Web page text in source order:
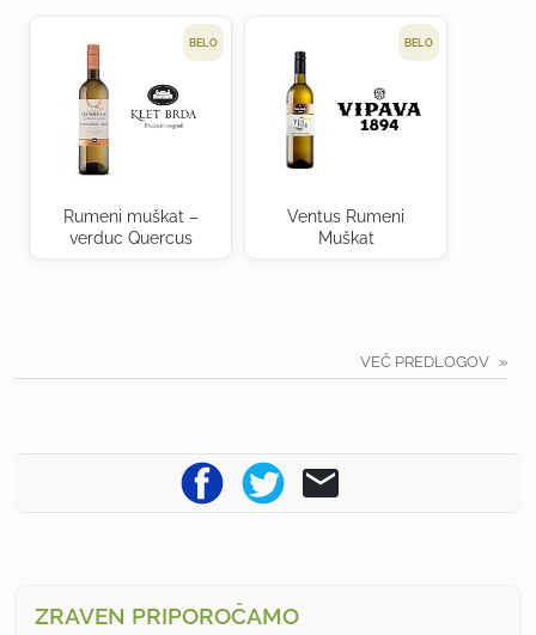
BELO
Rumeni muškat –
verduc Quercus
BELO
Ventus Rumeni
Muškat
VEČ PREDLOGOV
ZRAVEN PRIPOROČAMO